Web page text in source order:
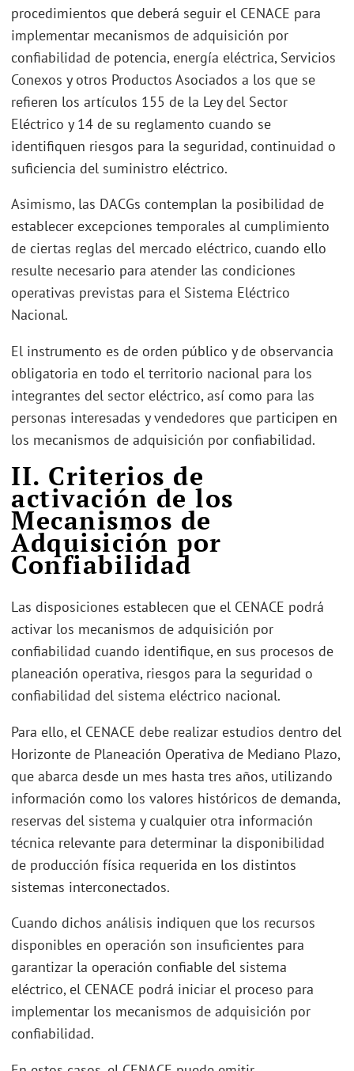
procedimientos que deberá seguir el CENACE para
implementar mecanismos de adquisición por
confiabilidad de potencia, energía eléctrica, Servicios
Conexos y otros Productos Asociados a los que se
refieren los artículos 155 de la Ley del Sector
Eléctrico y 14 de su reglamento cuando se
identifiquen riesgos para la seguridad, continuidad o
suficiencia del suministro eléctrico.
Asimismo, las DACGs contemplan la posibilidad de
establecer excepciones temporales al cumplimiento
de ciertas reglas del mercado eléctrico, cuando ello
resulte necesario para atender las condiciones
operativas previstas para el Sistema Eléctrico
Nacional.
El instrumento es de orden público y de observancia
obligatoria en todo el territorio nacional para los
integrantes del sector eléctrico, así como para las
personas interesadas y vendedores que participen en
los mecanismos de adquisición por confiabilidad.
II. Criterios de
activación de los
Mecanismos de
Adquisición por
Confiabilidad
Las disposiciones establecen que el CENACE podrá
activar los mecanismos de adquisición por
confiabilidad cuando identifique, en sus procesos de
planeación operativa, riesgos para la seguridad o
confiabilidad del sistema eléctrico nacional.
Para ello, el CENACE debe realizar estudios dentro del
Horizonte de Planeación Operativa de Mediano Plazo,
que abarca desde un mes hasta tres años, utilizando
información como los valores históricos de demanda,
reservas del sistema y cualquier otra información
técnica relevante para determinar la disponibilidad
de producción física requerida en los distintos
sistemas interconectados.
Cuando dichos análisis indiquen que los recursos
disponibles en operación son insuficientes para
garantizar la operación confiable del sistema
eléctrico, el CENACE podrá iniciar el proceso para
implementar los mecanismos de adquisición por
confiabilidad.